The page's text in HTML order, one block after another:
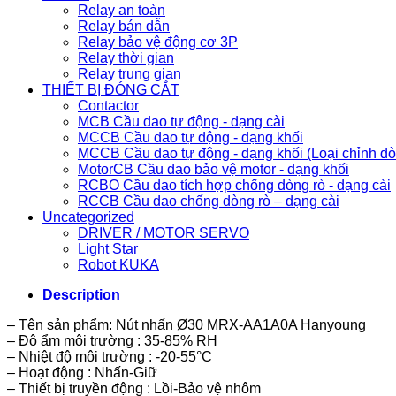
Relay an toàn
Relay bán dẫn
Relay bảo vệ động cơ 3P
Relay thời gian
Relay trung gian
THIẾT BỊ ĐÓNG CẮT
Contactor
MCB Cầu dao tự động - dạng cài
MCCB Cầu dao tự động - dạng khối
MCCB Cầu dao tự động - dạng khối (Loại chỉnh
MotorCB Cầu dao bảo vệ motor - dạng khối
RCBO Cầu dao tích hợp chống dòng rò - dạng cài
RCCB Cầu dao chống dòng rò – dạng cài
Uncategorized
DRIVER / MOTOR SERVO
Light Star
Robot KUKA
Description
– Tên sản phẩm: Nút nhấn Ø30 MRX-AA1A0A Hanyoung
– Độ ẩm môi trường : 35-85% RH
– Nhiệt độ môi trường : -20-55°C
– Hoạt động : Nhấn-Giữ
– Thiết bị truyền động : Lồi-Bảo vệ nhôm